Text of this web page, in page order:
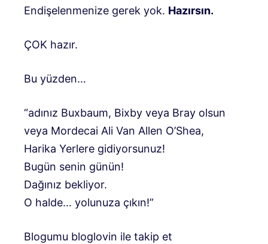
Endişelenmenize gerek yok. Hazırsın.
ÇOK hazır.
Bu yüzden…
“adınız Buxbaum, Bixby veya Bray olsun
veya Mordecai Ali Van Allen O’Shea,
Harika Yerlere gidiyorsunuz!
Bugün senin günün!
Dağınız bekliyor.
O halde… yolunuza çıkın!”
Blogumu bloglovin ile takip et